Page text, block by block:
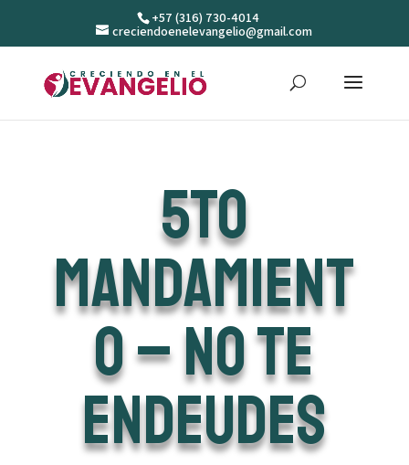
+57 (316) 730-4014
creciendoenelevangelio@gmail.com
5to
MANDAMIENT
O – NO TE
ENDEUDES